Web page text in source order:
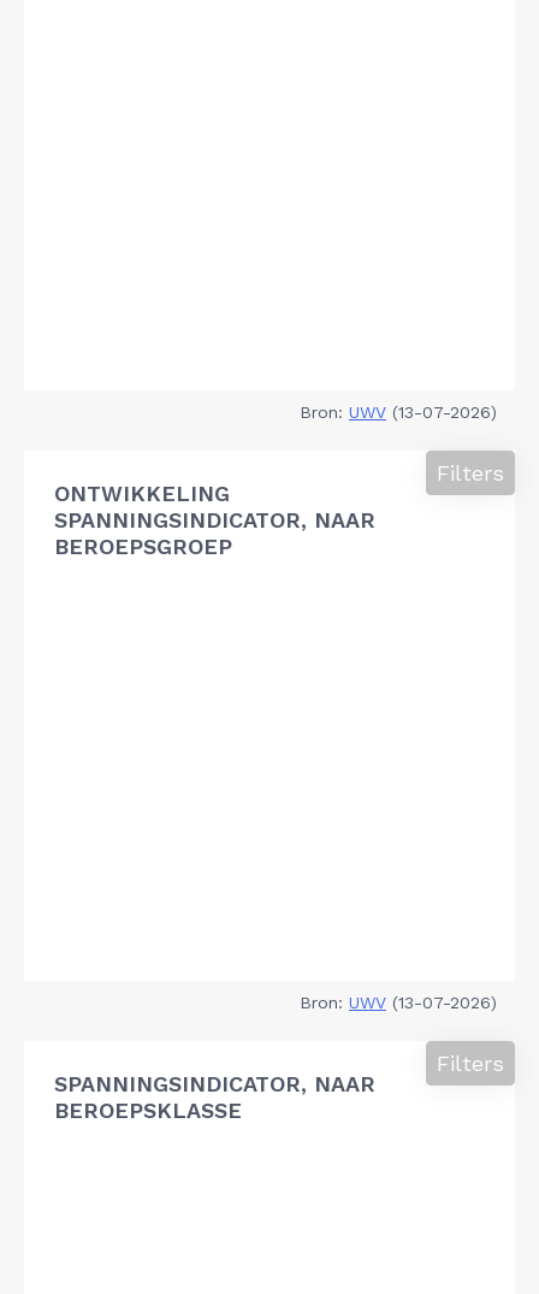
Bron: UWV (13-07-2026)
ONTWIKKELING
SPANNINGSINDICATOR, NAAR
BEROEPSGROEP
Filters
Bron: UWV (13-07-2026)
SPANNINGSINDICATOR, NAAR
BEROEPSKLASSE
Filters